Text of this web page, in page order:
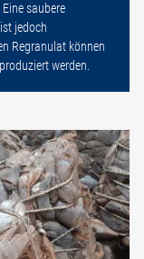
saubere
jedoch
Regranulat können
werden.